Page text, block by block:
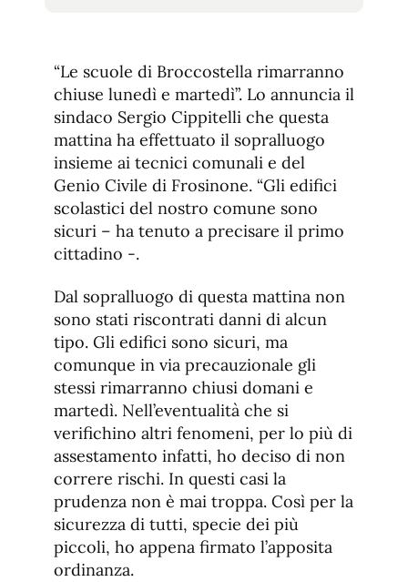
fuente
de
fuente.
“Le scuole di Broccostella rimarranno
chiuse lunedì e martedì”. Lo annuncia il
sindaco Sergio Cippitelli che questa
mattina ha effettuato il sopralluogo
insieme ai tecnici comunali e del
Genio Civile di Frosinone. “Gli edifici
scolastici del nostro comune sono
sicuri – ha tenuto a precisare il primo
cittadino -.
Dal sopralluogo di questa mattina non
sono stati riscontrati danni di alcun
tipo. Gli edifici sono sicuri, ma
comunque in via precauzionale gli
stessi rimarranno chiusi domani e
martedì. Nell’eventualità che si
verifichino altri fenomeni, per lo più di
assestamento infatti, ho deciso di non
correre rischi. In questi casi la
prudenza non è mai troppa. Così per la
sicurezza di tutti, specie dei più
piccoli, ho appena firmato l’apposita
ordinanza.